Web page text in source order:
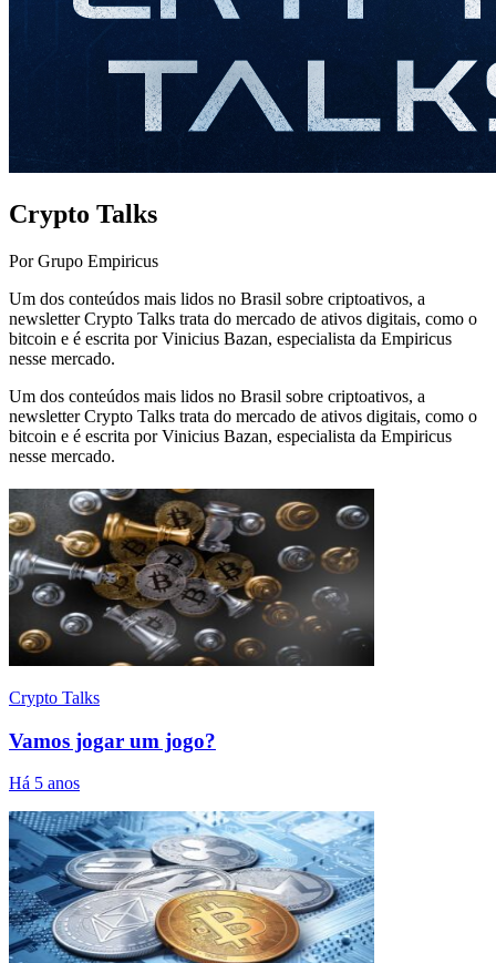
Crypto Talks
Por Grupo Empiricus
Um dos conteúdos mais lidos no Brasil sobre criptoativos, a
newsletter Crypto Talks trata do mercado de ativos digitais, como o
bitcoin e é escrita por Vinicius Bazan, especialista da Empiricus
nesse mercado.
Um dos conteúdos mais lidos no Brasil sobre criptoativos, a
newsletter Crypto Talks trata do mercado de ativos digitais, como o
bitcoin e é escrita por Vinicius Bazan, especialista da Empiricus
nesse mercado.
Crypto Talks
Vamos jogar um jogo?
Há 5 anos